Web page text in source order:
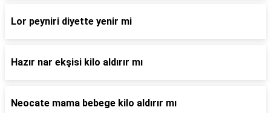
Lor peyniri diyette yenir mi
Hazır nar ekşisi kilo aldırır mı
Neocate mama bebege kilo aldırır mı